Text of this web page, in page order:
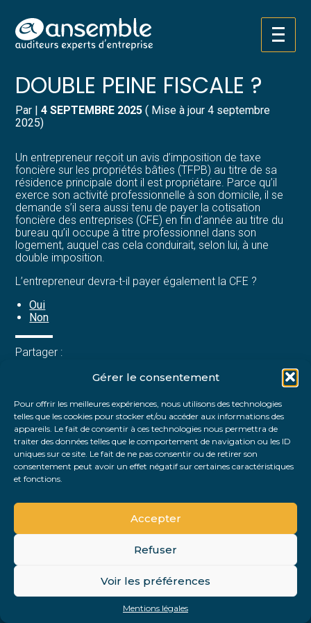
Gérer le consentement
Pour offrir les meilleures expériences, nous utilisons des technologies
telles que les cookies pour stocker et/ou accéder aux informations des
appareils. Le fait de consentir à ces technologies nous permettra de
traiter des données telles que le comportement de navigation ou les ID
uniques sur ce site. Le fait de ne pas consentir ou de retirer son
consentement peut avoir un effet négatif sur certaines caractéristiques
et fonctions.
Accepter
Refuser
Voir les préférences
Mentions légales
Aller
au
Créer et reprendre une activité
Gérer votre quotidien
Piloter votre entreprise
Construire votre patrimoine
Structurer votre croissance
Être prêt pour la facturation
électronique
Pilotez votre gestion
Suivre votre comptabilité
Gérer vos ressources humaines
TRAVAIL À DOMICILE :
DOUBLE PEINE FISCALE ?
Par |4 SEPTEMBRE 2025 ( Mise à jour 4 septembre
2025)
Un entrepreneur reçoit un avis d’imposition de taxe
foncière sur les propriétés bâties (TFPB) au titre de sa
résidence principale dont il est propriétaire. Parce qu’il
exerce son activité professionnelle à son domicile, il se
demande s’il sera aussi tenu de payer la cotisation
foncière des entreprises (CFE) en fin d’année au titre du
bureau qu’il occupe à titre professionnel dans son
logement, auquel cas cela conduirait, selon lui, à une
double imposition.
L’entrepreneur devra-t-il payer également la CFE ?
Oui
Non
Partager :
FaceBook
TwitterLinkedIn
Principale
Footer
PLAN DU SITE
MENTIONS LÉGALES
Conception et réalisation